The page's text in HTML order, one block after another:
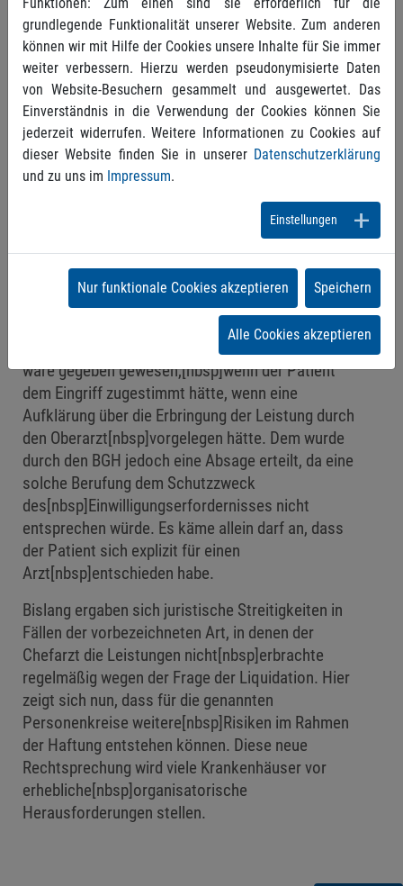
durchführen; bei vorsehbarer Abwesenheit ist mit
dem Patienten im Rahmen einer
Stellvertretervereinbarung die Person des
operierenden Arztes zu vereinbaren.
Dies alles erfolgte vorliegend nicht. Ausgehend
vom Selbstbestimmungsrecht des Patienten
entschied der BGH, dass der Patient[nbsp]gerade
nicht in diesen Eingriff durch diesen bestimmten
Arzt eingewilligt habe. Eine Einwilligung habe somit
für den konkreten[nbsp]Fall nicht vorgelegen.
Daher ergebe sich die Haftung für den Chefarzt,
den Oberarzt sowie den Krankenhausträger.
Zurückgewiesen wurde durch den BHG der Einwand
des rechtmäßigen Alternativverhaltens. Dieses
wäre gegeben gewesen,[nbsp]wenn der Patient
dem Eingriff zugestimmt hätte, wenn eine
Aufklärung über die Erbringung der Leistung durch
den Oberarzt[nbsp]vorgelegen hätte. Dem wurde
durch den BGH jedoch eine Absage erteilt, da eine
solche Berufung dem Schutzzweck
des[nbsp]Einwilligungserfordernisses nicht
entsprechen würde. Es käme allein darf an, dass
der Patient sich explizit für einen
Arzt[nbsp]entschieden habe.
Bislang ergaben sich juristische Streitigkeiten in
Fällen der vorbezeichneten Art, in denen der
Chefarzt die Leistungen nicht[nbsp]erbrachte
regelmäßig wegen der Frage der Liquidation. Hier
zeigt sich nun, dass für die genannten
Personenkreise weitere[nbsp]Risiken im Rahmen
der Haftung entstehen können. Diese neue
Rechtsprechung wird viele Krankenhäuser vor
erhebliche[nbsp]organisatorische
Herausforderungen stellen.
grundlegende Funktionalität unserer Website. Zum anderen
können wir mit Hilfe der Cookies unsere Inhalte für Sie immer
weiter verbessern. Hierzu werden pseudonymisierte Daten
von Website-Besuchern gesammelt und ausgewertet. Das
Einverständnis in die Verwendung der Cookies können Sie
jederzeit widerrufen. Weitere Informationen zu Cookies auf
dieser Website finden Sie in unserer Datenschutzerklärung
und zu uns im Impressum.
Einstellungen
Nur funktionale Cookies akzeptieren Speichern
Alle Cookies akzeptieren